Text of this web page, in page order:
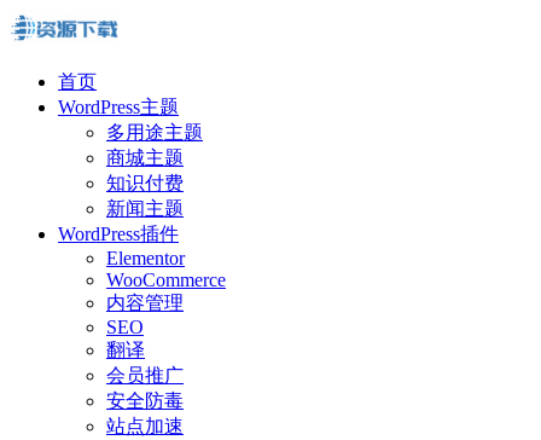
首页
WordPress主题
多用途主题
商城主题
知识付费
新闻主题
WordPress插件
Elementor
WooCommerce
内容管理
SEO
翻译
会员推广
安全防毒
站点加速